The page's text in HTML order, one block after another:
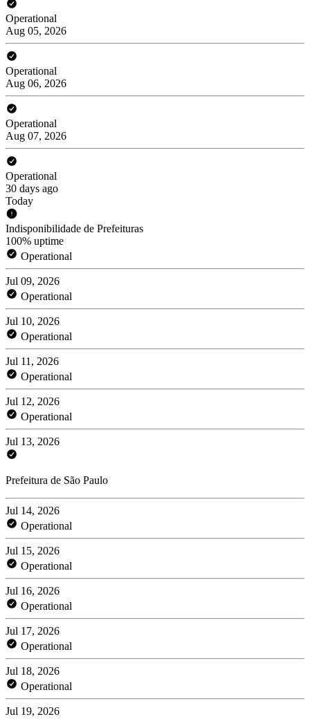
Operational
Aug 05, 2026
Operational
Aug 06, 2026
Operational
Aug 07, 2026
Operational
30 days ago
Today
Indisponibilidade de Prefeituras
100% uptime
Operational
Jul 09, 2026
Operational
Jul 10, 2026
Operational
Jul 11, 2026
Operational
Jul 12, 2026
Operational
Jul 13, 2026
Prefeitura de São Paulo
Jul 14, 2026
Operational
Jul 15, 2026
Operational
Jul 16, 2026
Operational
Jul 17, 2026
Operational
Jul 18, 2026
Operational
Jul 19, 2026